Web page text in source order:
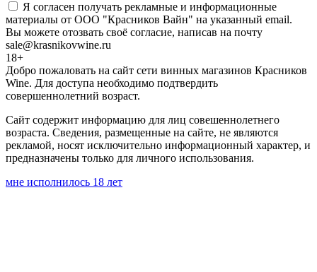
Я согласен получать рекламные и информационные
материалы от ООО "Красников Вайн" на указанный email.
Вы можете отозвать своё согласие, написав на почту
sale@krasnikovwine.ru
18+
Добро пожаловать на сайт сети винных магазинов Красников
Wine. Для доступа необходимо подтвердить
совершеннолетний возраст.
Сайт содержит информацию для лиц совешеннолетнего
возраста. Сведения, размещенные на сайте, не являются
рекламой, носят исключительно информационный характер, и
предназначены только для личного использования.
мне исполнилось 18 лет